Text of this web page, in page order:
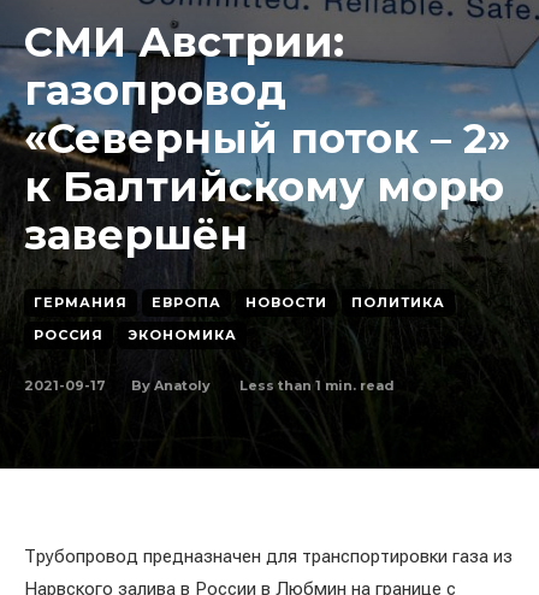
СМИ Австрии:
газопровод
«Северный поток – 2»
к Балтийскому морю
завершён
ГЕРМАНИЯ ЕВРОПА НОВОСТИ
ПОЛИТИКА
РОССИЯ
ЭКОНОМИКА
2021-09-17 By Anatoly Less than 1 min. read
Трубопровод предназначен для транспортировки газа из
Нарвского залива в России в Любмин на границе с